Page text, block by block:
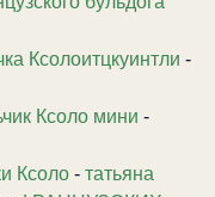
Ксолоитцкуинтли -
Ксоло мини -
Ксоло - татьяна